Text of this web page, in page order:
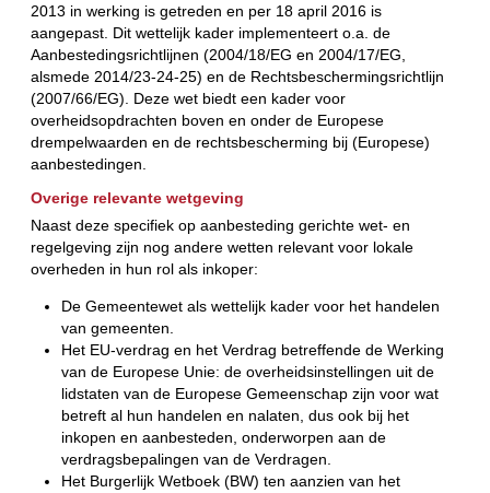
2013 in werking is getreden en per 18 april 2016 is
aangepast. Dit wettelijk kader implementeert o.a. de
Aanbestedingsrichtlijnen (2004/18/EG en 2004/17/EG,
alsmede 2014/23-24-25) en de Rechtsbeschermingsrichtlijn
(2007/66/EG). Deze wet biedt een kader voor
overheidsopdrachten boven en onder de Europese
drempelwaarden en de rechtsbescherming bij (Europese)
aanbestedingen.
Overige relevante wetgeving
Naast deze specifiek op aanbesteding gerichte wet- en
regelgeving zijn nog andere wetten relevant voor lokale
overheden in hun rol als inkoper:
De Gemeentewet als wettelijk kader voor het handelen
van gemeenten.
Het EU-verdrag en het Verdrag betreffende de Werking
van de Europese Unie: de overheidsinstellingen uit de
lidstaten van de Europese Gemeenschap zijn voor wat
betreft al hun handelen en nalaten, dus ook bij het
inkopen en aanbesteden, onderworpen aan de
verdragsbepalingen van de Verdragen.
Het Burgerlijk Wetboek (BW) ten aanzien van het